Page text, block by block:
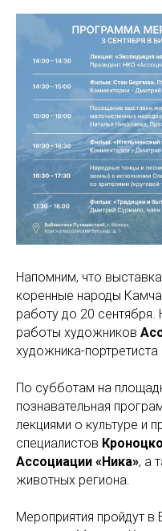
Напомним, что
коренные народы
работу до 20 сентября.
работы художников
художника-портретиста
По субботам на
познавательная
лекциями о культуре и
специалистов
Ассоциации «Ника», а
животных региона.
Мероприятия пройдут в